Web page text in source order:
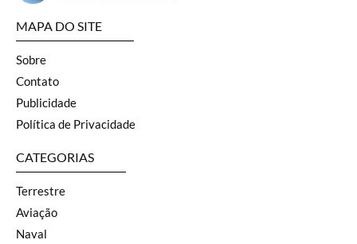
MAPA DO SITE
Sobre
Contato
Publicidade
Política de Privacidade
CATEGORIAS
Terrestre
Aviação
Naval